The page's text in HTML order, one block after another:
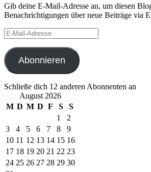
Gib deine E-Mail-Adresse an, um diesen
Benachrichtigungen über neue Beiträge via
E-
Mail-
Adresse
Abonnieren
Schließe dich 12 anderen Abonnenten an
August 2026
M D M D F S
S
1
2
3
4 5 6 7 8
9
10 11 12 13 14 15 16
17 18 19 20 21 22 23
24 25 26 27 28 29 30